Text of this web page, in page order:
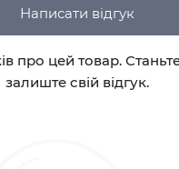
Написати відгук
про цей товар.
залиште свій відгук.